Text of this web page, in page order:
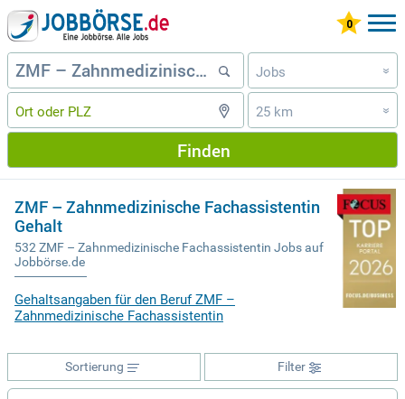
Jobs »
25 km »
Finden
ZMF – Zahnmedizinische Fachassistentin
Gehalt
532 ZMF – Zahnmedizinische Fachassistentin Jobs auf
Jobbörse.de
Gehaltsangaben für den Beruf ZMF –
Zahnmedizinische Fachassistentin
Filter
Sortierung